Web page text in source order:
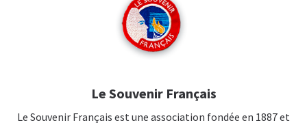
Le Souvenir Français
Le Souvenir Français est une association fondée en 1887 et